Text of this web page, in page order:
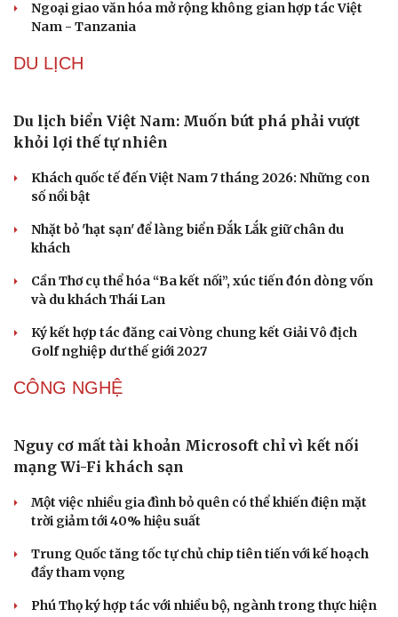
Văn hóa
Văn học
Âm nhạc
Di sản
Thời trang
Ngoại giao văn hóa mở rộng không gian hợp tác Việt
Nam - Tanzania
DU LỊCH
Du lịch biển Việt Nam: Muốn bứt phá phải vượt
khỏi lợi thế tự nhiên
Khách quốc tế đến Việt Nam 7 tháng 2026: Những con
số nổi bật
Nhặt bỏ 'hạt sạn' để làng biển Đắk Lắk giữ chân du
khách
Cần Thơ cụ thể hóa “Ba kết nối”, xúc tiến đón dòng vốn
và du khách Thái Lan
Ký kết hợp tác đăng cai Vòng chung kết Giải Vô địch
Golf nghiệp dư thế giới 2027
CÔNG NGHỆ
Nguy cơ mất tài khoản Microsoft chỉ vì kết nối
mạng Wi-Fi khách sạn
Một việc nhiều gia đình bỏ quên có thể khiến điện mặt
trời giảm tới 40% hiệu suất
Trung Quốc tăng tốc tự chủ chip tiên tiến với kế hoạch
đầy tham vọng
Phú Thọ ký hợp tác với nhiều bộ, ngành trong thực hiện